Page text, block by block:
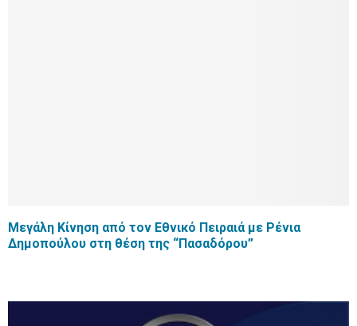
Μεγάλη Κίνηση από τον Εθνικό Πειραιά με Ρένια
Δημοπούλου στη θέση της “Πασαδόρου”